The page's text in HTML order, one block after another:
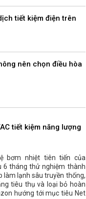
tiết kiệm điện trên
nên chọn điều hòa
tiết kiệm năng lượng
bơm nhiệt tiên tiến của
6 tháng thử nghiệm thành
làm lạnh sâu truyền thống,
tiêu thụ và loại bỏ hoàn
hướng tới mục tiêu Net